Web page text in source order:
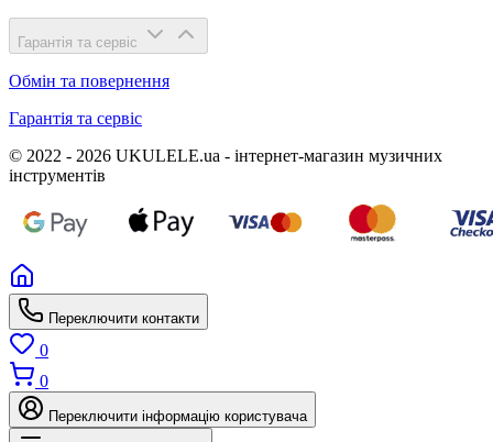
Гарантія та сервіс
Обмін та повернення
Гарантія та сервіс
© 2022 - 2026 UKULELE.ua - інтернет-магазин музичних
інструментів
Переключити контакти
0
0
Переключити інформацію користувача